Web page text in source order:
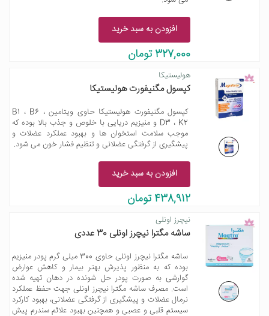
افزودن به سبد خرید
327,000 تومان
هولیستیکا
کپسول مگنیفورت هولیستیکا
کپسول مگنیفورت هولیستیکا حاوی ویتامین B1 ، B6 ،
D3 ، K2 و منیزیم دریایی با خلوص و جذب بالا بوده که
موجب سلامت استخوان ها و بهبود عملکرد عضلات و
پیشگیری از گرفتگی عضلانی و تنظیم فشار خون می شود.
افزودن به سبد خرید
438,912 تومان
نیچرز اونلی
ساشه مگترا نیچرز اونلی 30 عددی
ساشه مگترا نیچرز اونلی حاوی 300 میلی گرم پودر منیزیم
بوده که به منظور پذیرش بهتر بیمار و کاهش عوارض
گوارشی به صورت پودر حل شونده در دهان تهیه شده
است. مصرف ساشه مگترا نیچرز اونلی جهت حفظ عملکرد
نرمال عضلات و پیشگیری از گرفتگی عضلانی، بهبود کارکرد
سیستم قلبی و عصبی و همچنین بهبود علائم سندرم پیش